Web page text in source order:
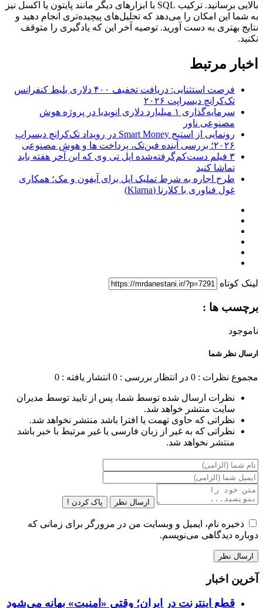
بالایی برسانید. ترکیب SQL با ابزارهای دیگر مانند پایتون یا اکسل نیز
به شما این امکان را می‌دهد که تحلیل‌های پیچیده‌تری انجام دهید و
نتایج بهتری به دست آورید. توصیه آخر این که یادگیری را متوقف
نکنید.
اخبار مرتبط
فرصت استثنایی: دریافت تخفیف ۴۰۰ دلاری بلیط کنفرانس
تک‌کرانچ دیسراپت ۲۰۲۶
سرمایه‌گذاری ۱ میلیارد دلاری انویدیا در پروژه هوش
مصنوعی ناور
رونمایی از استیج Smart Money در رویداد تک‌کرانچ دیسراپ
۲۰۲۶؛ بررسی آینده فین‌تک، پرداخت‌ ها و هوش مصنوعی
۳ فیلم دست‌کم‌گرفته‌شده اپل تی وی که این آخر هفته باید
تماشا کنید
طرح اجاره به شرط تملیک اپل برای آیفون و مک؛ همکاری
غول فناوری با کلارنا (Klarna)
لینک کوتاه
برچسب ها :
ناموجود
ارسال نظر شما
مجموع نظرات : 0 در انتظار بررسی : 0 انتشار یافته : 0
نظرات ارسال شده توسط شما، پس از تایید توسط مدیران
سایت منتشر خواهد شد.
نظراتی که حاوی تهمت یا افترا باشد منتشر نخواهد شد.
نظراتی که به غیر از زبان فارسی یا غیر مرتبط با خبر باشد
منتشر نخواهد شد.
ارسال نظر پاک کردن !
ذخیره نام، ایمیل و وبسایت من در مرورگر برای زمانی که
دوباره دیدگاهی می‌نویسم.
آخرین اخبار
قطع اینترنت در ایران؛ وقتی «امنیت» بهانه می‌شود